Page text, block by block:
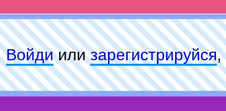
Войдиилизарeгиcтpируйся,